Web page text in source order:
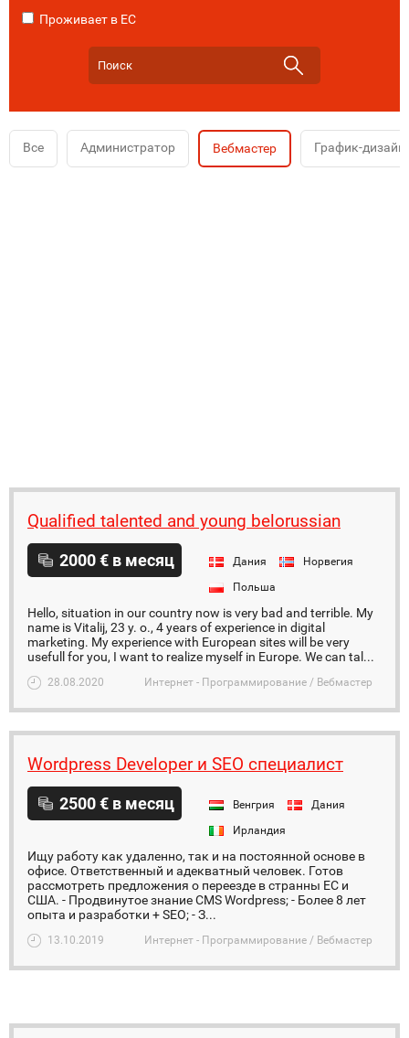
Проживает в ЕС
Все Администратор Вебмастер График-
Qualified talented and young belorussian
2000 € в месяц Дания
Норвегия
Польша
Hello, situation in our country now is very bad and terrible. My
name is Vitalij, 23 y. o., 4 years of experience in digital
marketing. My experience with European sites will be very
usefull for you, I want to realize myself in Europe. We can tal...
28.08.2020 Интернет - Программирование / Вебмастер
Wordpress Developer и SEO специалист
2500 € в месяц Венгрия
Дания
Ирландия
Ищу работу как удаленно, так и на постоянной основе в
офисе. Ответственный и адекватный человек. Готов
рассмотреть предложения о переезде в странны ЕС и
США. - Продвинутое знание CMS Wordpress; - Более 8 лет
опыта и разработки + SEO; - З...
13.10.2019 Интернет - Программирование / Вебмастер